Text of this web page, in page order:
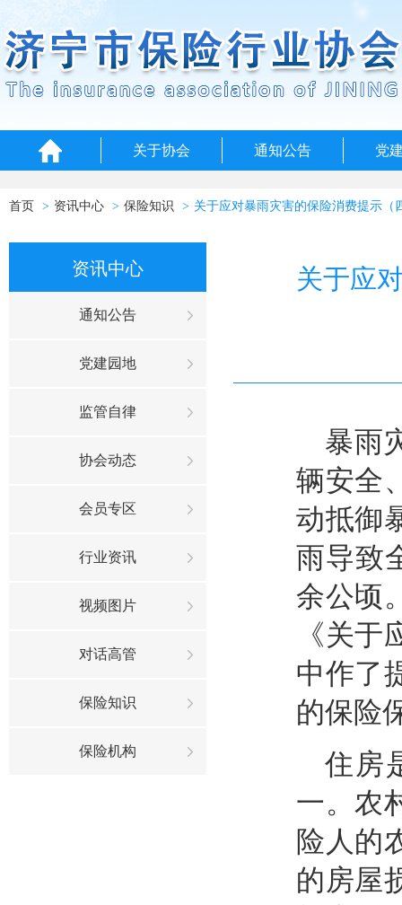
关于协会 通知公告 党
首页 资讯中心 保险知识 关于应对暴雨灾害的保险消费提示
资讯中心
通知公告
党建园地
监管自律
协会动态
会员专区
行业资讯
视频图片
对话高管
保险知识
保险机构
关于应
暴雨
辆安全
动抵御
雨导致
余公顷
《关
中作了
的保险
住房
一。农
险人的
的房屋